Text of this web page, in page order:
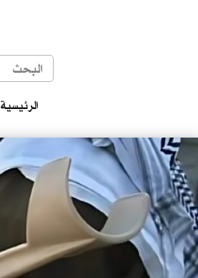
الرئيسية